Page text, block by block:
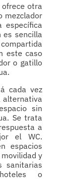
ofrece otra
mezclador
específica
es sencilla
este caso
o gatillo
cada vez
alternativa
sin
Se trata
a
el WC.
espacios
y
sanitarias
o